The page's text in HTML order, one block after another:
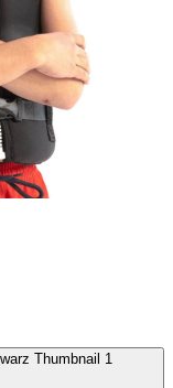
Jobe neopren schwimmweste kinder schwarz Thumbnail 1